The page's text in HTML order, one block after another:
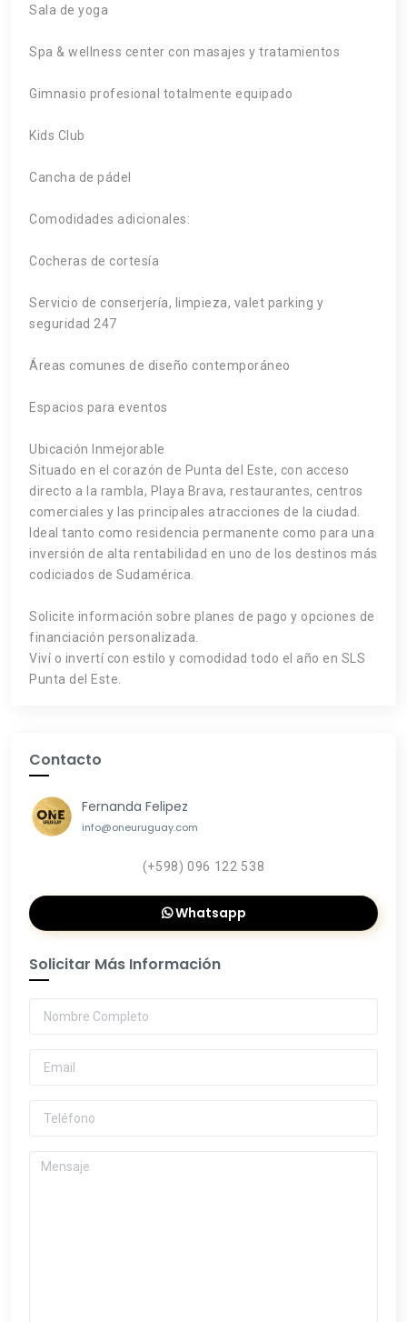
Sala de yoga
Spa & wellness center con masajes y tratamientos
Gimnasio profesional totalmente equipado
Kids Club
Cancha de pádel
Comodidades adicionales:
Cocheras de cortesía
Servicio de conserjería, limpieza, valet parking y
seguridad 247
Áreas comunes de diseño contemporáneo
Espacios para eventos
Ubicación Inmejorable
Situado en el corazón de Punta del Este, con acceso
directo a la rambla, Playa Brava, restaurantes, centros
comerciales y las principales atracciones de la ciudad.
Ideal tanto como residencia permanente como para una
inversión de alta rentabilidad en uno de los destinos más
codiciados de Sudamérica.
Solicite información sobre planes de pago y opciones de
financiación personalizada.
Viví o invertí con estilo y comodidad todo el año en SLS
Punta del Este.
Contacto
Fernanda Felipez
info@oneuruguay.com
(+598) 096 122 538
Whatsapp
Solicitar Más Información